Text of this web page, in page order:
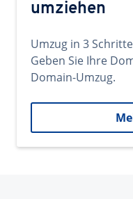
umziehen
Umzug in 3
Geben Sie Ihre
Domain-Umzug.